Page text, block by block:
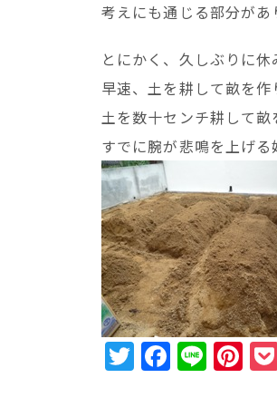
考えにも通じる部分があ
とにかく、久しぶりに
早速、土を耕して畝を作
土を数十センチ耕して畝
すでに腕が悲鳴を上げ
T
w
F
a
Li
n
Pi
n